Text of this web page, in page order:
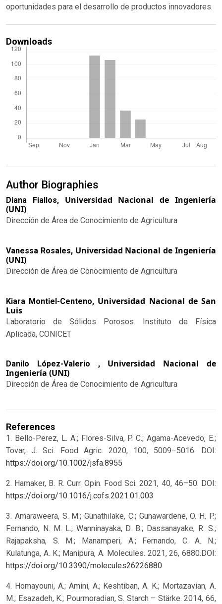
oportunidades para el desarrollo de productos innovadores.
Downloads
Author Biographies
Diana Fiallos, Universidad Nacional de Ingeniería
(UNI)
Dirección de Área de Conocimiento de Agricultura
Vanessa Rosales, Universidad Nacional de Ingeniería
(UNI)
Dirección de Área de Conocimiento de Agricultura
Kiara Montiel-Centeno, Universidad Nacional de San
Luis
Laboratorio de Sólidos Porosos. Instituto de Física
Aplicada, CONICET
Danilo López-Valerio , Universidad Nacional de
Ingeniería (UNI)
Dirección de Área de Conocimiento de Agricultura
References
1. Bello-Perez, L. A.; Flores-Silva, P. C.; Agama-Acevedo, E.;
Tovar, J. Sci. Food Agric. 2020, 100, 5009–5016. DOI:
https://doi.org/10.1002/jsfa.8955
2. Hamaker, B. R. Curr. Opin. Food Sci. 2021, 40, 46–50. DOI:
https://doi.org/10.1016/j.cofs.2021.01.003
3. Amaraweera, S. M.; Gunathilake, C.; Gunawardene, O. H. P.;
Fernando, N. M. L.; Wanninayaka, D. B.; Dassanayake, R. S.;
Rajapaksha, S. M.; Manamperi, A.; Fernando, C. A. N.;
Kulatunga, A. K.; Manipura, A. Molecules. 2021, 26, 6880.DOI:
https://doi.org/10.3390/molecules26226880
4. Homayouni, A.; Amini, A.; Keshtiban, A. K.; Mortazavian, A.
M.; Esazadeh, K.; Pourmoradian, S. Starch – Stärke. 2014, 66,